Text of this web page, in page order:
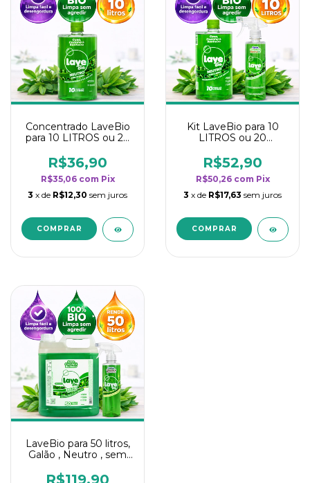
Concentrado LaveBio
para 10 LITROS ou 20
rendimento da
categoria - Neutro
R$36,90
R$35,06 com Pix
3 x de R$12,30 sem juros
Kit LaveBio para 10
LITROS ou 20
rendimento da
categoria - Neutro
R$52,90
R$50,26 com Pix
3 x de R$17,63 sem juros
LaveBio para 50 litros,
Galão , Neutro , sem